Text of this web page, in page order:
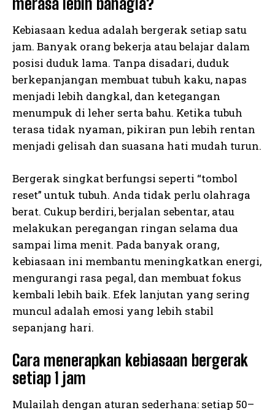
Kebiasaan kedua adalah bergerak setiap satu
jam. Banyak orang bekerja atau belajar dalam
posisi duduk lama. Tanpa disadari, duduk
berkepanjangan membuat tubuh kaku, napas
menjadi lebih dangkal, dan ketegangan
menumpuk di leher serta bahu. Ketika tubuh
terasa tidak nyaman, pikiran pun lebih rentan
menjadi gelisah dan suasana hati mudah turun.
Bergerak singkat berfungsi seperti “tombol
reset” untuk tubuh. Anda tidak perlu olahraga
berat. Cukup berdiri, berjalan sebentar, atau
melakukan peregangan ringan selama dua
sampai lima menit. Pada banyak orang,
kebiasaan ini membantu meningkatkan energi,
mengurangi rasa pegal, dan membuat fokus
kembali lebih baik. Efek lanjutan yang sering
muncul adalah emosi yang lebih stabil
sepanjang hari.
Cara menerapkan kebiasaan bergerak
setiap 1 jam
Mulailah dengan aturan sederhana: setiap 50–